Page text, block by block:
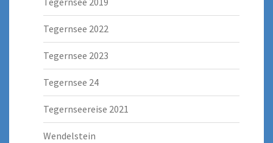
Tegernsee 2022
Tegernsee 2023
Tegernsee 24
Tegernseereise 2021
Wendelstein